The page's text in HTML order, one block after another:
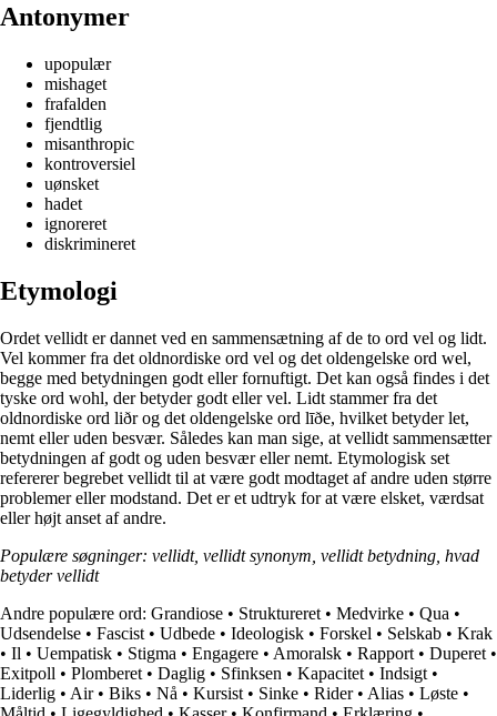
Antonymer
upopulær
mishaget
frafalden
fjendtlig
misanthropic
kontroversiel
uønsket
hadet
ignoreret
diskrimineret
Etymologi
Ordet vellidt er dannet ved en sammensætning af de to ord vel og lidt.
Vel kommer fra det oldnordiske ord vel og det oldengelske ord wel,
begge med betydningen godt eller fornuftigt. Det kan også findes i det
tyske ord wohl, der betyder godt eller vel. Lidt stammer fra det
oldnordiske ord liðr og det oldengelske ord līðe, hvilket betyder let,
nemt eller uden besvær. Således kan man sige, at vellidt sammensætter
betydningen af godt og uden besvær eller nemt. Etymologisk set
refererer begrebet vellidt til at være godt modtaget af andre uden større
problemer eller modstand. Det er et udtryk for at være elsket, værdsat
eller højt anset af andre.
Populære søgninger: vellidt, vellidt synonym, vellidt betydning, hvad
betyder vellidt
Andre populære ord: Grandiose • Struktureret • Medvirke • Qua •
Udsendelse • Fascist • Udbede • Ideologisk • Forskel • Selskab • Krak
• Il • Uempatisk • Stigma • Engagere • Amoralsk • Rapport • Duperet •
Exitpoll • Plomberet • Daglig • Sfinksen • Kapacitet • Indsigt •
Liderlig • Air• Biks • Nå • Kursist • Sinke • Rider• Alias • Løste •